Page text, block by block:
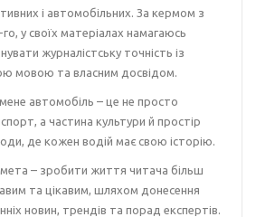
і автомобільних. За кермом з
го, у своїх матеріалах намагаюсь
журналістську точність із
мовою та власним досвідом.
автомобіль – це не просто
а частина культури й простір
де кожен водій має свою історію.
– зробити життя читача більш
та цікавим, шляхом донесення
новин, трендів та порад експертів.